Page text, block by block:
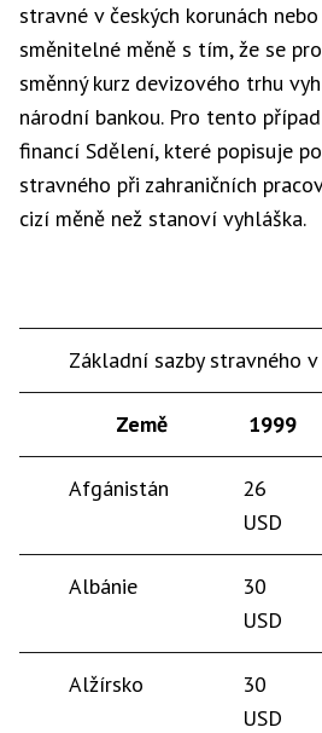
stravné v českých korunách
směnitelné měně s tím, že se
směnný kurz devizového trhu
národní bankou. Pro tento
financí Sdělení, které popisuje
stravného při zahraničních
cizí měně než stanoví vyhláška.
Základní sazby stravného
Země 1999
Afgánistán
26
USD
Albánie
30
USD
Alžírsko
30
USD